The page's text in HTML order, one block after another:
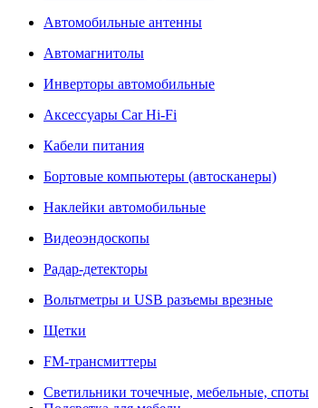
Автомобильные антенны
Автомагнитолы
Инверторы автомобильные
Аксессуары Car Hi-Fi
Кабели питания
Бортовые компьютеры (автосканеры)
Наклейки автомобильные
Видеоэндоскопы
Радар-детекторы
Вольтметры и USB разъемы врезные
Щетки
FM-трансмиттеры
Светильники точечные, мебельные, споты